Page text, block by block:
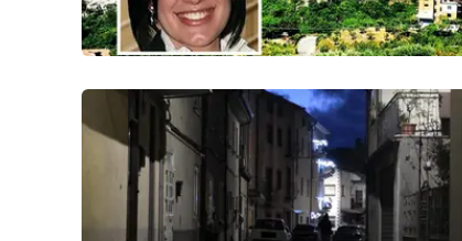
Catanzarochannel.it